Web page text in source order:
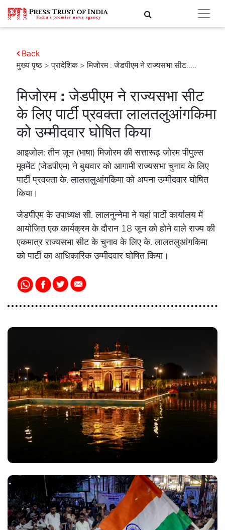
मुख्य पृष्ठ >प्रादेशिक> मिजोरम : जेडपीएम ने राज्यसभा सीट.....
Back
मिजोरम : जेडपीएम ने राज्यसभा सीट
के लिए पार्टी प्रवक्ता लालतलुआंगकिमा
को उम्मीदवार घोषित किया
आइजोल: तीन जून (भाषा) मिजोरम की सत्तारूढ़ जोरम पीपुल्स
मूवमेंट (जेडपीएम) ने बुधवार को आगामी राज्यसभा चुनाव के लिए
पार्टी प्रवक्ता के. लालतलुआंगकिमा को अपना उम्मीदवार घोषित
किया।
जेडपीएम के उपाध्यक्ष सी. लालनुन्नेमा ने यहां पार्टी कार्यालय में
आयोजित एक कार्यक्रम के दौरान 18 जून को होने वाले राज्य की
एकमात्र राज्यसभा सीट के चुनाव के लिए के. लालतलुआंगकिमा
को पार्टी का आधिकारिक उम्मीदवार घोषित किया।